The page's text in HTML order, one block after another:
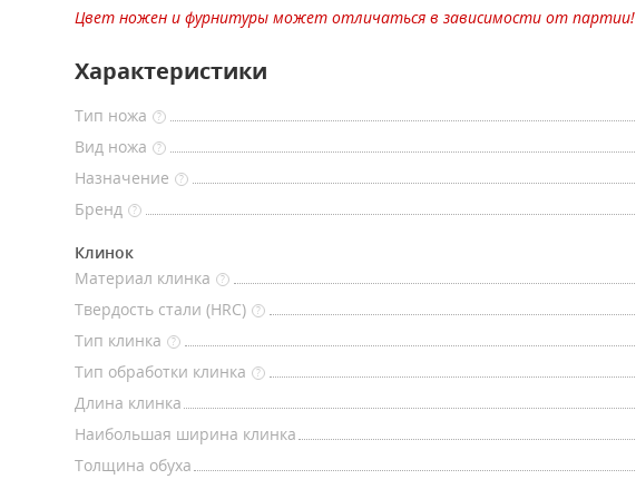
Цвет ножен и фурнитуры может отличаться в зависимости от партии!
Характеристики
Тип ножа ?
Вид ножа ?
Назначение ?
Бренд ?
Клинок
Материал клинка
?
Твердость стали (HRC) ?
Тип клинка
?
Тип обработки клинка ?
Длина клинка
Наибольшая ширина клинка
Толщина обуха